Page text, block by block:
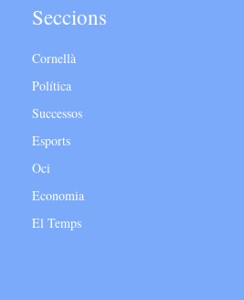
Seccions
Cornellà
Política
Successos
Esports
Oci
Economia
El Temps